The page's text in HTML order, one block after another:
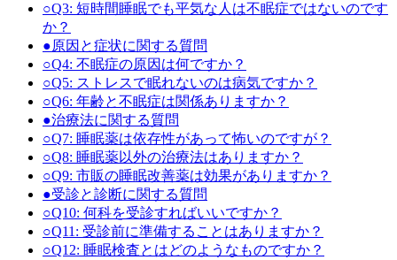
○Q3: 短時間睡眠でも平気な人は不眠症ではないのです
か？
●原因と症状に関する質問
○Q4: 不眠症の原因は何ですか？
○Q5: ストレスで眠れないのは病気ですか？
○Q6: 年齢と不眠症は関係ありますか？
●治療法に関する質問
○Q7: 睡眠薬は依存性があって怖いのですが？
○Q8: 睡眠薬以外の治療法はありますか？
○Q9: 市販の睡眠改善薬は効果がありますか？
●受診と診断に関する質問
○Q10: 何科を受診すればいいですか？
○Q11: 受診前に準備することはありますか？
○Q12: 睡眠検査とはどのようなものですか？